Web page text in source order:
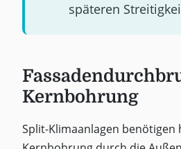
späteren
Kernbohrung
Split-Klimaanlagen benötigen